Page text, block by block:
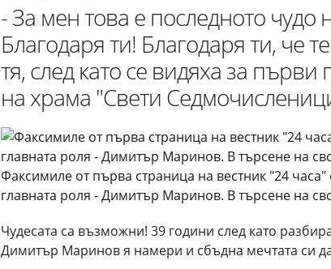
- За мен това е последното чудо
Благодаря ти! Благодаря ти, че
тя, след като се видяха за първи
на храма "Свети
Факсимиле от първа страница на вестник "24 часа"
главната роля - Димитър Маринов. В търсене на
Чудесата са възможни! 39 години след като
Димитър Маринов я намери и сбъдна мечтата си